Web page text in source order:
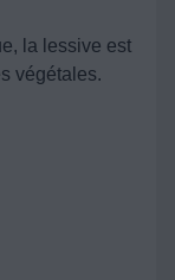
la lessive est
végétales.